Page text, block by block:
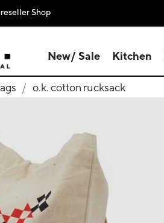
Shop
New/ Sale Kitchen
o.k. cotton rucksack